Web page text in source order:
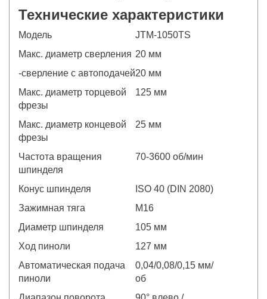
Технические характеристики
Модель
JTM-1050TS
Макс. диаметр сверления 20 мм
-сверление с автоподачей20 мм
Макс. диаметр торцевой
фрезы
125 мм
Макс. диаметр концевой
фрезы
25 мм
Частота вращения
шпинделя
70-3600 об/мин
Конус шпинделя
ISO 40 (DIN 2080)
Зажимная тяга
М16
Диаметр шпинделя
105 мм
Ход пиноли
127 мм
Автоматическая подача
пиноли
0,04/0,08/0,15 мм/
об